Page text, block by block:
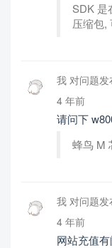
SDK 是
压缩包,
我 对问题发
4 年前
请问下
蜂鸟 M
我 对问题发
4 年前
网站充值